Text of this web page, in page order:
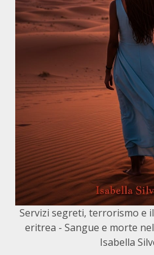
Servizi segreti, terrorismo e
eritrea - Sangue e morte
Isabella